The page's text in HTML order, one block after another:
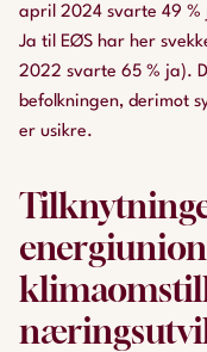
april 2024 svarte 49 %
Ja til EØS har her
2022 svarte 65 % ja).
befolkningen, derimot
er usikre.